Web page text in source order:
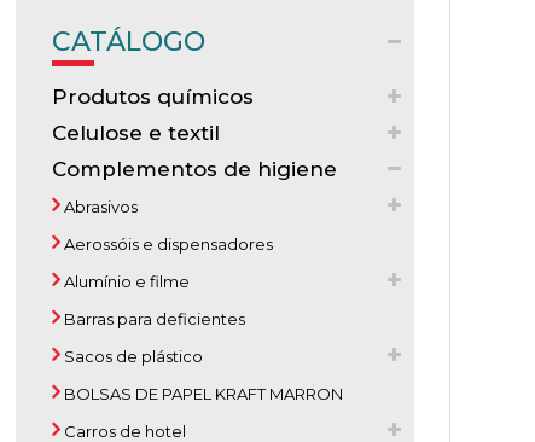
CATÁLOGO
Produtos químicos
Celulose e textil
Complementos de higiene
Abrasivos
Aerossóis e dispensadores
Alumínio e filme
Barras para deficientes
Sacos de plástico
BOLSAS DE PAPEL KRAFT MARRON
Carros de hotel